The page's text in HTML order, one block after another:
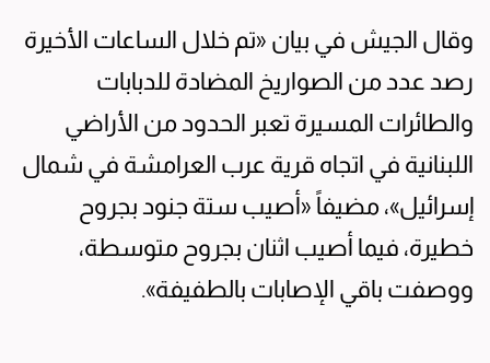
وقال الجيش في بيان «تم خلال الساعات الأخيرة
رصد عدد من الصواريخ المضادة للدبابات
والطائرات المسيرة تعبر الحدود من الأراضي
اللبنانية في اتجاه قرية عرب العرامشة في شمال
إسرائيل»، مضيفاً «أصيب ستة جنود بجروح
خطيرة، فيما أصيب اثنان بجروح متوسطة،
ووصفت باقي الإصابات بالطفيفة».